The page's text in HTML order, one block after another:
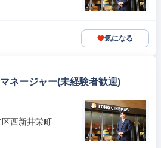
気になる
ネージャー(未経験者歓迎)
西新井栄町